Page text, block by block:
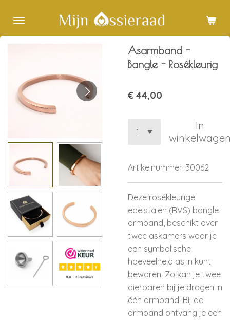
direct
naar
Asarmband -
Bangle - Rosékleurig
€ 44,00
In
Artikelnummer: 30062
Deze rosékleurige
edelstalen (RVS) bangle
armband, beschikt over
twee askamers waar je
een symbolische
hoeveelheid as in kunt
bewaren. Zo kan je twee
dierbaren bij je dragen in
één armband. Bij de
armband ontvang je een